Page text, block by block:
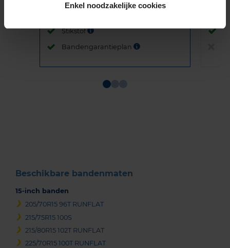
Enkel noodzakelijke cookies
Stikstof
Bandengarantieplan
Beschikbare bandenmaten
15-inch banden
205/70R15 96T RUNFLAT
215/75R15 100S
215/80R15 102T RUNFLAT
225/70R15 100T RUNFLAT